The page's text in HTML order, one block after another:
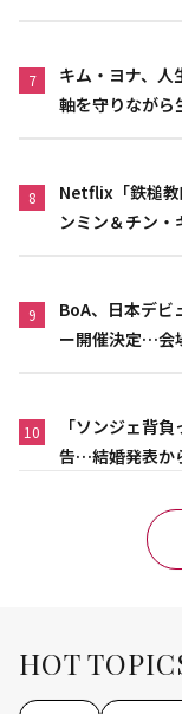
7
キム・ヨナ、人
軸を守りながら
8
Netflix「鉄槌教
ンミン＆チン
9
BoA、日本デビ
ー開催決定…会
10
「ソンジェ背
告…結婚発表か
HOT